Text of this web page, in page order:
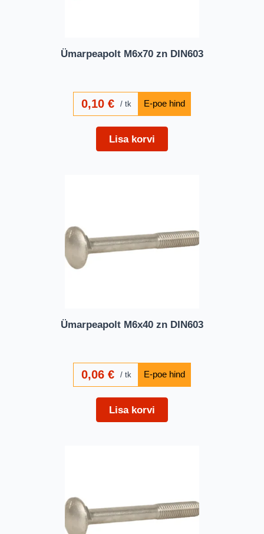
Ümarpeapolt M6x70 zn DIN603
0,10€ tk
Lisa korvi
Ümarpeapolt M6x40 zn DIN603
0,06€ tk
Lisa korvi